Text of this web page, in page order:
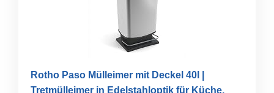
Rotho Paso Mülleimer mit Deckel 40l |
Tretmülleimer in Edelstahloptik für Küche,